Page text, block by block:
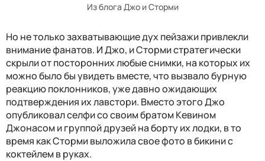
Из блога Джо и Сторми
Но не только захватывающие дух пейзажи привлекли
внимание фанатов. И Джо, и Сторми стратегически
скрыли от посторонних любые снимки, на которых их
можно было бы увидеть вместе, что вызвало бурную
реакцию поклонников, уже давно ожидающих
подтверждения их лавстори. Вместо этого Джо
опубликовал селфи со своим братом Кевином
Джонасом и группой друзей на борту их лодки, в то
время как Сторми выложила свое фото в бикини с
коктейлем в руках.